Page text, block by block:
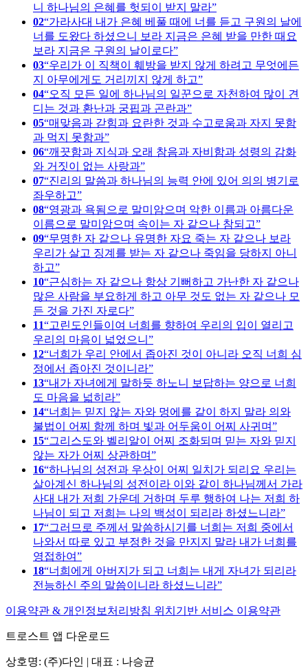
니 하나님의 은혜를 헛되이 받지 말라
02 가라사대 내가 은혜 베풀 때에 너를 듣고 구원의 날에
너를 도왔다 하셨으니 보라 지금은 은혜 받을 만한 때요
보라 지금은 구원의 날이로다
03 우리가 이 직책이 훼방을 받지 않게 하려고 무엇에든
지 아무에게도 거리끼지 않게 하고
04 오직 모든 일에 하나님의 일꾼으로 자천하여 많이 견
디는 것과 환난과 궁핍과 곤란과
05 매맞음과 갇힘과 요란한 것과 수고로움과 자지 못함
과 먹지 못함과
06 깨끗함과 지식과 오래 참음과 자비함과 성령의 감화
와 거짓이 없는 사랑과
07 진리의 말씀과 하나님의 능력 안에 있어 의의 병기로
좌우하고
08 영광과 욕됨으로 말미암으며 악한 이름과 아름다운
이름으로 말미암으며 속이는 자 같으나 참되고
09 무명한 자 같으나 유명한 자요 죽는 자 같으나 보라
우리가 살고 징계를 받는 자 같으나 죽임을 당하지 아니
하고
10 근심하는 자 같으나 항상 기뻐하고 가난한 자 같으나
많은 사람을 부요하게 하고 아무 것도 없는 자 같으나 모
든 것을 가진 자로다
11
고린도인들이여 너희를 향하여 우리의 입이 열리고
우리의 마음이 넓었으니
12 너희가 우리 안에서 좁아진 것이 아니라 오직 너희 심
정에서 좁아진 것이니라
13 내가 자녀에게 말하듯 하노니 보답하는 양으로 너희
도 마음을 넓히라
14 너희는 믿지 않는 자와 멍에를 같이 하지 말라 의와
불법이 어찌 함께 하며 빛과 어두움이 어찌 사귀며
15 그리스도와 벨리알이 어찌 조화되며 믿는 자와 믿지
않는 자가 어찌 상관하며
16 하나님의 성전과 우상이 어찌 일치가 되리요 우리는
살아계신 하나님의 성전이라 이와 같이 하나님께서 가라
사대 내가 저희 가운데 거하며 두루 행하여 나는 저희 하
나님이 되고 저희는 나의 백성이 되리라 하셨느니라
17 그러므로 주께서 말씀하시기를 너희는 저희 중에서
나와서 따로 있고 부정한 것을 만지지 말라 내가 너희를
영접하여
18 너희에게 아버지가 되고 너희는 내게 자녀가 되리라
전능하신 주의 말씀이니라 하셨느니라
이용약관 & 개인정보처리방침 위치기반 서비스 이용약관
트로스트 앱 다운로드
상호명: (주)다인 | 대표 : 나승균